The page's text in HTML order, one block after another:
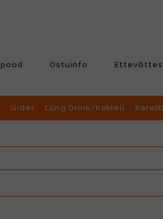
Ostuinfo
Siider Long Drink/Kokteil